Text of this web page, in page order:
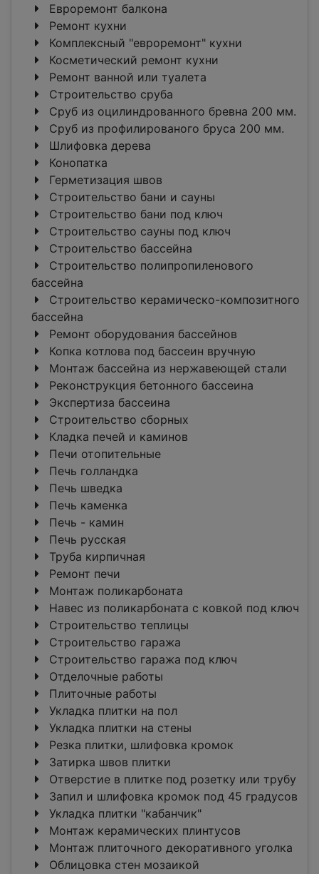
Евроремонт балкона
Ремонт кухни
Комплексный "евроремонт" кухни
Косметический ремонт кухни
Ремонт ванной или туалета
Строительство сруба
Сруб из оцилиндрованного бревна 200 мм.
Сруб из профилированого бруса 200 мм.
Шлифовка дерева
Конопатка
Герметизация швов
Строительство бани и сауны
Строительство бани под ключ
Строительство сауны под ключ
Строительство бассейна
Строительство полипропиленового
бассейна
Строительство керамическо-композитного
бассейна
Ремонт оборудования бассейнов
Копка котлова под бассеин вручную
Монтаж бассейна из нержавеющей стали
Реконструкция бетонного бассеина
Экспертиза бассеина
Строительство сборных
Кладка печей и каминов
Печи отопительные
Печь голландка
Печь шведка
Печь каменка
Печь - камин
Печь русская
Труба кирпичная
Ремонт печи
Монтаж поликарбоната
Навес из поликарбоната с ковкой под ключ
Строительство теплицы
Строительство гаража
Строительство гаража под ключ
Отделочные работы
Плиточные работы
Укладка плитки на пол
Укладка плитки на стены
Резка плитки, шлифовка кромок
Затирка швов плитки
Отверстие в плитке под розетку или трубу
Запил и шлифовка кромок под 45 градусов
Укладка плитки "кабанчик"
Монтаж керамических плинтусов
Монтаж плиточного декоративного уголка
Облицовка стен мозаикой